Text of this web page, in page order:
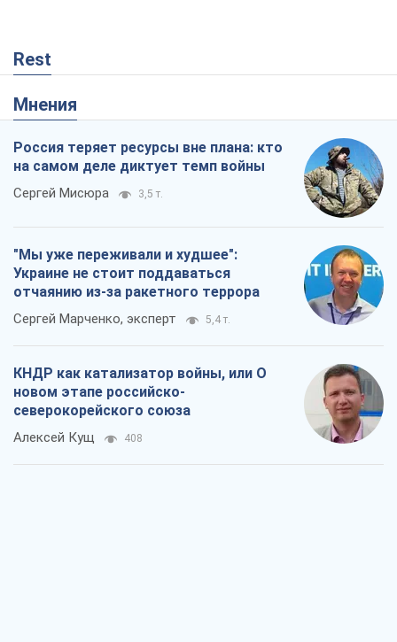
Rest
Мнения
Россия теряет ресурсы вне плана: кто
на самом деле диктует темп войны
Сергей Мисюра 3,5 т.
"Мы уже переживали и худшее":
Украине не стоит поддаваться
отчаянию из-за ракетного террора
Сергей Марченко, эксперт 5,4 т.
КНДР как катализатор войны, или О
новом этапе российско-
северокорейского союза
Алексей Кущ 408